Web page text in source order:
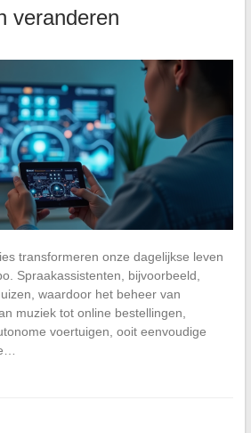
veranderen
transformeren onze dagelijkse leven
Spraakassistenten, bijvoorbeeld,
waardoor het beheer van
muziek tot online bestellingen,
voertuigen, ooit eenvoudige